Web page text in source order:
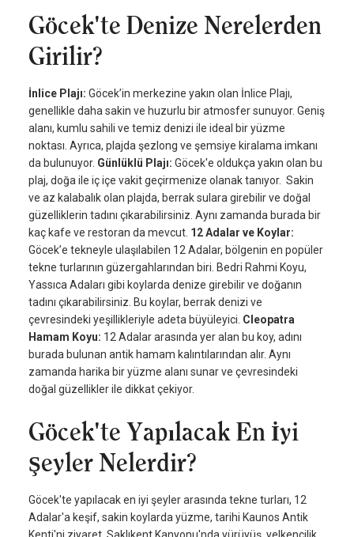
Göcek'te Denize Nerelerden
Girilir?
İnlice Plajı: Göcek’in merkezine yakın olan İnlice Plajı,
genellikle daha sakin ve huzurlu bir atmosfer sunuyor. Geniş
alanı, kumlu sahili ve temiz denizi ile ideal bir yüzme
noktası. Ayrıca, plajda şezlong ve şemsiye kiralama imkanı
da bulunuyor. Günlüklü Plajı: Göcek'e oldukça yakın olan bu
plaj, doğa ile iç içe vakit geçirmenize olanak tanıyor. Sakin
ve az kalabalık olan plajda, berrak sulara girebilir ve doğal
güzelliklerin tadını çıkarabilirsiniz. Aynı zamanda burada bir
kaç kafe ve restoran da mevcut. 12 Adalar ve Koylar:
Göcek’e tekneyle ulaşılabilen 12 Adalar, bölgenin en popüler
tekne turlarının güzergahlarından biri. Bedri Rahmi Koyu,
Yassıca Adaları gibi koylarda denize girebilir ve doğanın
tadını çıkarabilirsiniz. Bu koylar, berrak denizi ve
çevresindeki yeşillikleriyle adeta büyüleyici. Cleopatra
Hamam Koyu: 12 Adalar arasında yer alan bu koy, adını
burada bulunan antik hamam kalıntılarından alır. Aynı
zamanda harika bir yüzme alanı sunar ve çevresindeki
doğal güzellikler ile dikkat çekiyor.
Göcek'te Yapılacak En İyi
Şeyler Nelerdir?
Göcek'te yapılacak en iyi şeyler arasında tekne turları, 12
Adalar'a keşif, sakin koylarda yüzme, tarihi Kaunos Antik